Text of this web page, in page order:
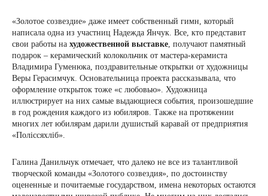
«Золотое созвездие» даже имеет собственный гимн, который
написала одна из участниц Надежда Янчук. Все, кто представит
свои работы на художественной выставке, получают памятный
подарок – керамический колокольчик от мастера-керамиста
Владимира Гуменюка, поздравительные открытки от художницы
Веры Герасимчук. Основательница проекта рассказывала, что
оформление открыток тоже «с любовью». Художница
иллюстрирует на них самые выдающиеся события, произошедшие
в год рождения каждого из юбиляров. Также на протяжении
многих лет юбилярам дарили душистый каравай от предприятия
«Поліссяхліб».
Галина Данильчук отмечает, что далеко не все из талантливой
творческой команды «Золотого созвездия», по достоинству
оцененные и почитаемые государством, имена некоторых остаются